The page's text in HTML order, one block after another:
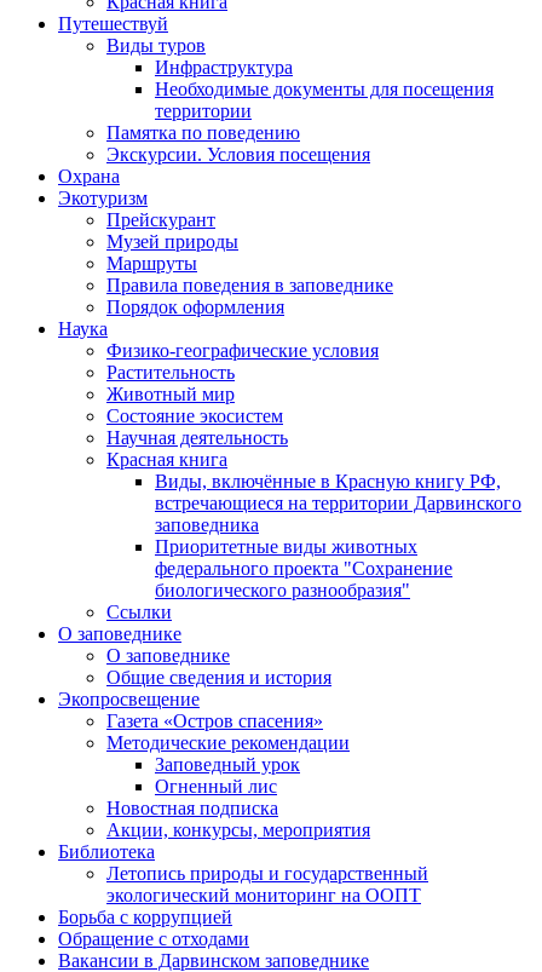
Путешествуй
Виды туров
Инфраструктура
Необходимые документы для посещения
территории
Памятка по поведению
Экскурсии. Условия посещения
Охрана
Экотуризм
Прейскурант
Музей природы
Маршруты
Правила поведения в заповеднике
Порядок оформления
Наука
Физико-географические условия
Растительность
Животный мир
Состояние экосистем
Научная деятельность
Красная книга
Виды, включённые в Красную книгу РФ,
встречающиеся на территории Дарвинского
заповедника
Приоритетные виды животных
федерального проекта "Сохранение
биологического разнообразия"
Ссылки
О заповеднике
О заповеднике
Общие сведения и история
Экопросвещение
Газета «Остров спасения»
Методические рекомендации
Заповедный урок
Огненный лис
Новостная подписка
Акции, конкурсы, мероприятия
Библиотека
Летопись природы и государственный
экологический мониторинг на ООПТ
Борьба с коррупцией
Обращение с отходами
Вакансии в Дарвинском заповеднике